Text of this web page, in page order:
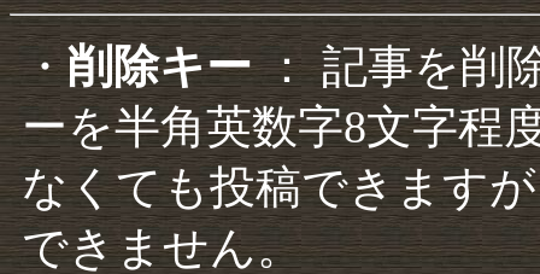
・削除キー： 記事を削
ーを半角英数字8文字程
なくても投稿できます
できません。